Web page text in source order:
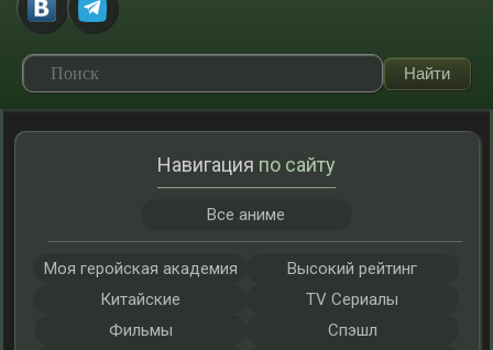
Навигация по сайту
Все аниме
Моя геройская академия
Высокий рейтинг
Китайские
TV Сериалы
Фильмы
Спэшл